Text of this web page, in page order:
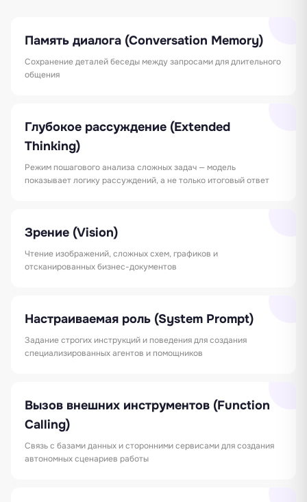
Память диалога (Conversation Memory)
Сохранение деталей беседы между запросами для длительного
общения
Глубокое рассуждение (Extended
Thinking)
Режим пошагового анализа сложных задач — модель
показывает логику рассуждений, а не только итоговый ответ
Зрение (Vision)
Чтение изображений, сложных схем, графиков и
отсканированных бизнес-документов
Настраиваемая роль (System Prompt)
Задание строгих инструкций и поведения для создания
специализированных агентов и помощников
Вызов внешних инструментов (Function
Calling)
Связь с базами данных и сторонними сервисами для создания
автономных сценариев работы